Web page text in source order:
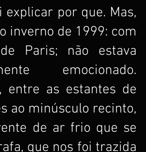
explicar por que. Mas,
inverno de 1999: com
Paris; não estava
emocionado.
entre as estantes de
ao minúsculo recinto,
de ar frio que se
que nos foi trazida